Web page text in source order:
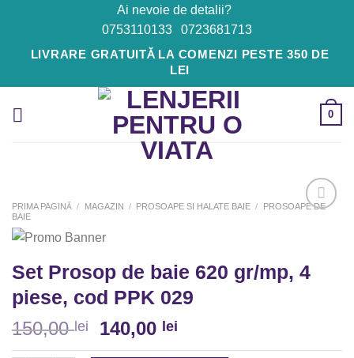
content
Ai nevoie de detalii?
0753110133
0723681713
LIVRARE GRATUITĂ LA COMENZI PESTE 350 DE
LEI
0
Favorite
PRIMA PAGINĂ / MAGAZIN / PROSOAPE SI HALATE BAIE /
PROSOAPE DE
BAIE
Set Prosop de baie 620 gr/mp, 4
piese, cod PPK 029
150,00 lei 140,00 lei